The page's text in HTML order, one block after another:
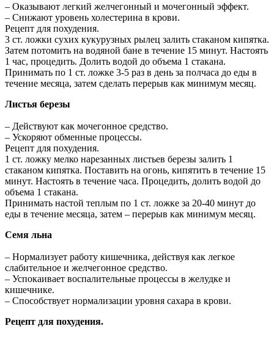
– Оказывают легкий желчегонный и мочегонный эффект.
– Снижают уровень холестерина в крови.
Рецепт для похудения.
3 ст. ложки сухих кукурузных рылец залить стаканом кипятка.
Затем потомить на водяной бане в течение 15 минут. Настоять
1 час, процедить. Долить водой до объема 1 стакана.
Принимать по 1 ст. ложке 3-5 раз в день за полчаса до еды в
течение месяца, затем сделать перерыв как минимум месяц.
Листья березы
– Действуют как мочегонное средство.
– Ускоряют обменные процессы.
Рецепт для похудения.
1 ст. ложку мелко нарезанных листьев березы залить 1
стаканом кипятка. Поставить на огонь, кипятить в течение 15
минут. Настоять в течение часа. Процедить, долить водой до
объема 1 стакана.
Принимать настой теплым по 1 ст. ложке за 20-40 минут до
еды в течение месяца, затем – перерыв как минимум месяц.
Семя льна
– Нормализует работу кишечника, действуя как легкое
слабительное и желчегонное средство.
– Успокаивает воспалительные процессы в желудке и
кишечнике.
– Способствует нормализации уровня сахара в крови.
Рецепт для похудения.